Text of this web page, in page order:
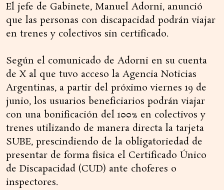
El jefe de Gabinete, Manuel Adorni, anunció
que las personas con discapacidad podrán viajar
en trenes y colectivos sin certificado.
Según el comunicado de Adorni en su cuenta
de X al que tuvo acceso la Agencia Noticias
Argentinas, a partir del próximo viernes 19 de
junio, los usuarios beneficiarios podrán viajar
con una bonificación del 100% en colectivos y
trenes utilizando de manera directa la tarjeta
SUBE, prescindiendo de la obligatoriedad de
presentar de forma física el Certificado Único
de Discapacidad (CUD) ante choferes o
inspectores.